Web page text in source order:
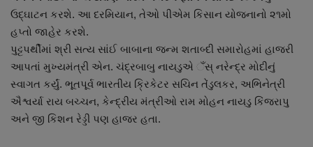
સ્પોર્ટ્સ
રાશિફળ
ગુનાખોરી
બોલિવૂડ
ઉદ્ઘાટન કરશે. આ દરમિયાન, તેઓ પીએમ કિસાન યોજનાનો ૨૧મો
હપ્તો જાહેર કરશે.
પુટ્ટપર્થીમાં શ્રી સત્ય સાંઈ બાબાના જન્મ શતાબ્દી સમારોહમાં હાજરી
આપતાં મુખ્યમંત્રી એન. ચંદ્રબાબુ નાયડુએ ઁસ્ નરેન્દ્ર મોદીનું
સ્વાગત કર્યું. ભૂતપૂર્વ ભારતીય ક્રિકેટર સચિન તેંડુલકર, અભિનેત્રી
ઐશ્વર્યા રાય બચ્ચન, કેન્દ્રીય મંત્રીઓ રામ મોહન નાયડુ કિંજરાપુ
અને જી કિશન રેડ્ડી પણ હાજર હતા.